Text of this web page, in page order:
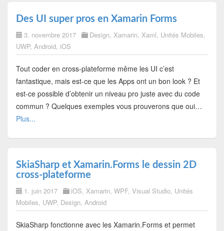
Des UI super pros en Xamarin Forms
3. novembre 2017 Design, Xamarin, Xaml, Unités Mobiles,
UWP, Android, iOS
Tout coder en cross-plateforme même les UI c’est
fantastique, mais est-ce que les Apps ont un bon look ? Et
est-ce possible d’obtenir un niveau pro juste avec du code
commun ? Quelques exemples vous prouverons que oui…
Plus...
SkiaSharp et Xamarin.Forms le dessin 2D
cross-plateforme
1. juin 2017 iOS, Xamarin, WPF, Visual Studio, Unités
Mobiles, UWP, Design, Android
SkiaSharp fonctionne avec les Xamarin.Forms et permet